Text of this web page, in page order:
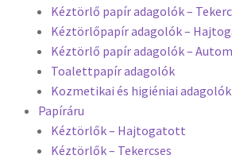
Kéztörlő papír adagolók –
Kéztörlőpapír adagolók –
Kéztörlő papír adagolók –
Toalettpapír adagolók
Kozmetikai és higiéniai adagolók
Papíráru
Kéztörlők – Hajtogatott
Kéztörlők – Tekercses